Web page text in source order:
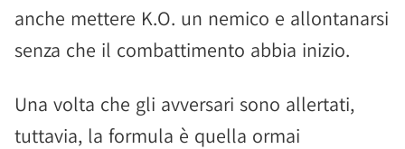
anche mettere K.O. un nemico e allontanarsi
senza che il combattimento abbia inizio.
Una volta che gli avversari sono allertati,
tuttavia, la formula è quella ormai